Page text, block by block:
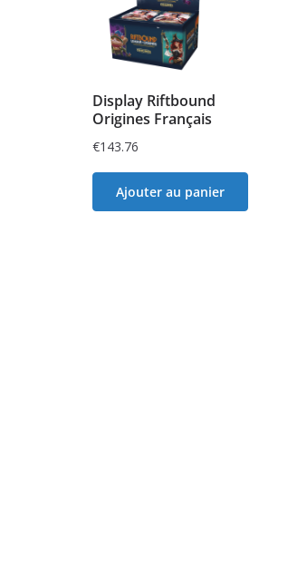
Display Riftbound
Origines Français
€143.76
Ajouter au panier